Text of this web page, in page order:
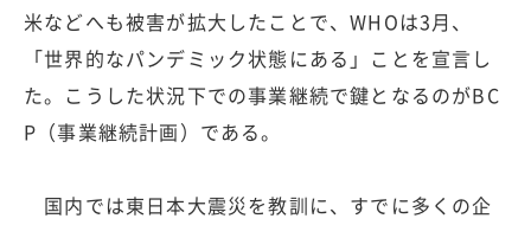
米などへも被害が拡大したことで、WHOは3月、
「世界的なパンデミック状態にある」ことを宣言し
た。こうした状況下での事業継続で鍵となるのがBC
P（事業継続計画）である。
国内では東日本大震災を教訓に、すでに多くの企